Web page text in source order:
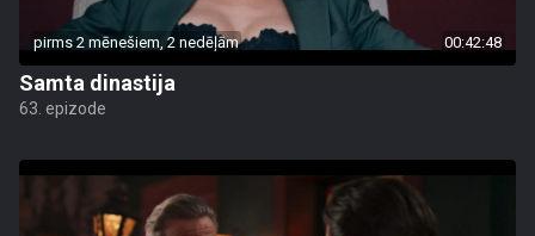
pirms 2 mēnešiem, 2 nedēļām 00:42:48
Samta dinastija
63. epizode